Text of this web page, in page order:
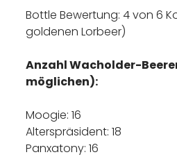
Bottle Bewertung: 4 von 6
goldenen Lorbeer)
Anzahl Wacholder-
möglichen):
Moogie: 16
Alterspräsident: 18
Panxatony: 16